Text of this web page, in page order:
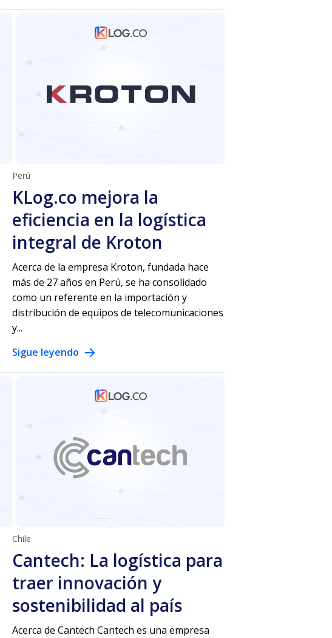
Perú
KLog.co mejora la
eficiencia en la logística
integral de Kroton
Acerca de la empresa Kroton, fundada hace
más de 27 años en Perú, se ha consolidado
como un referente en la importación y
distribución de equipos de telecomunicaciones
y...
Sigue leyendo
Chile
Cantech: La logística para
traer innovación y
sostenibilidad al país
Acerca de Cantech Cantech es una empresa